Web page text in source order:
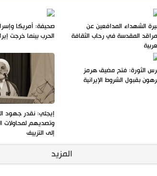
الشهداء المدافعين عن
المقدسة في رحاب الثقافة
صحيفة: أمريكا
الحرب بينما خرجت
الثورة: فتح مضيق هرمز
بقبول الشروط الإيرانية
إيجئي: نقدر جهود
وتصديهم لمحاولات
إلى التزييف
المزيد